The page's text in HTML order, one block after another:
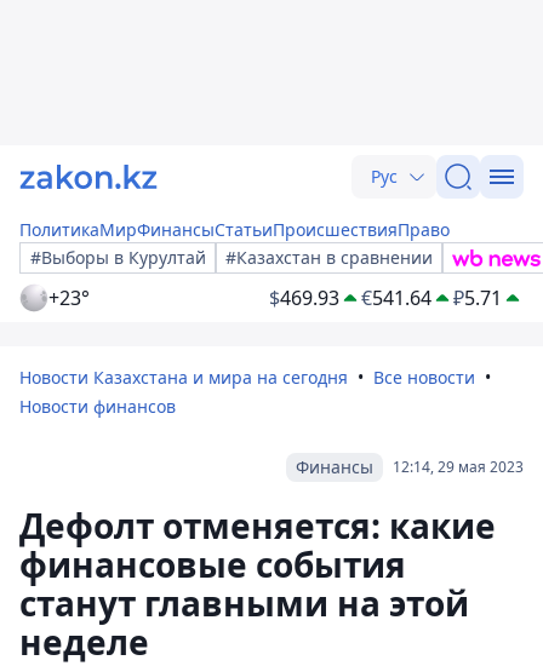
Рус
ПолитикаМирФинансыСтатьиПроисшествияПраво
#Выборы в Курултай
#Казахстан в сравнении
+23° $469.93 €541.64 ₽5.71
Новости Казахстана и мира на сегодня
Все новости
Новости финансов
12:14, 29 мая 2023
Финансы
Дефолт отменяется: какие
финансовые события
станут главными на этой
неделе